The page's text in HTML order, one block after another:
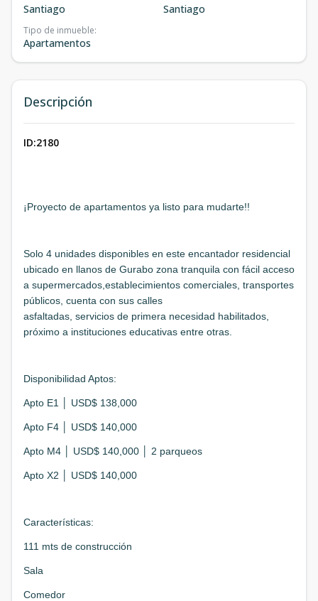
Santiago Santiago
Tipo de inmueble:
Apartamentos
Descripción
ID:2180
¡Proyecto de apartamentos ya listo para mudarte!!
Solo 4 unidades disponibles en este encantador residencial
ubicado en llanos de Gurabo zona tranquila con fácil acceso
a supermercados,establecimientos comerciales, transportes
públicos, cuenta con sus calles
asfaltadas, servicios de primera necesidad habilitados,
próximo a instituciones educativas entre otras.
Disponibilidad Aptos:
Apto E1 │ USD$ 138,000
Apto F4 │ USD$ 140,000
Apto M4 │ USD$ 140,000 │ 2 parqueos
Apto X2 │ USD$ 140,000
Características:
111 mts de construcción
Sala
Comedor